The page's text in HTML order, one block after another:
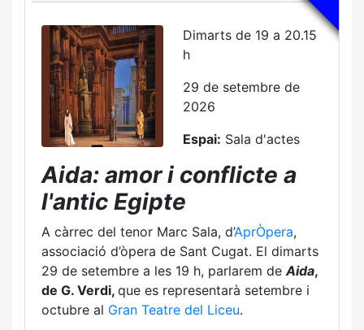
Dimarts de 19 a 20.15
h
29 de setembre de
2026
Espai: Sala d'actes
Aida: amor i conflicte a
l'antic Egipte
A càrrec del tenor Marc Sala, d’AprÒpera,
associació d’òpera de Sant Cugat. El dimarts
29 de setembre a les 19 h, parlarem deAida,
de G. Verdi, que es representarà setembre i
octubre al Gran Teatre del Liceu.